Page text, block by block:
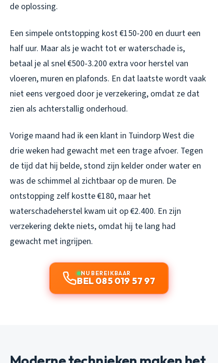
de oplossing.
Een simpele ontstopping kost €150-200 en duurt een
half uur. Maar als je wacht tot er waterschade is,
betaal je al snel €500-3.200 extra voor herstel van
vloeren, muren en plafonds. En dat laatste wordt vaak
niet eens vergoed door je verzekering, omdat ze dat
zien als achterstallig onderhoud.
Vorige maand had ik een klant in Tuindorp West die
drie weken had gewacht met een trage afvoer. Tegen
de tijd dat hij belde, stond zijn kelder onder water en
was de schimmel al zichtbaar op de muren. De
ontstopping zelf kostte €180, maar het
waterschadeherstel kwam uit op €2.400. En zijn
verzekering dekte niets, omdat hij te lang had
gewacht met ingrijpen.
NU BEREIKBAAR
BEL 085 019 57 97